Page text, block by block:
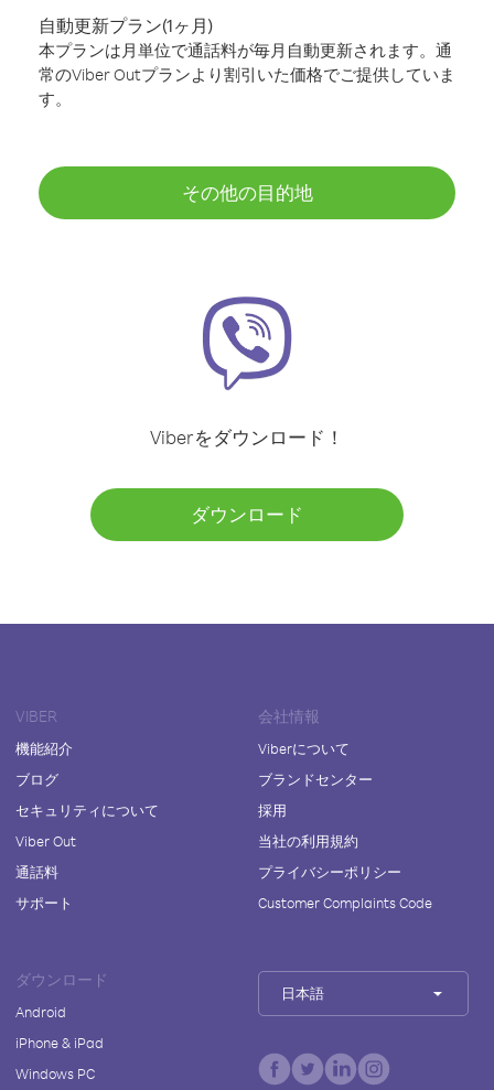
自動更新プラン(1ヶ月)
本プランは月単位で通話料が毎月自動更新されます。通
常のViber Outプランより割引いた価格でご提供していま
す。
その他の目的地
Viberをダウンロード！
ダウンロード
VIBER
機能紹介
ブログ
セキュリティについて
Viber Out
通話料
サポート
会社情報
Viberについて
ブランドセンター
採用
当社の利用規約
プライバシーポリシー
Customer Complaints Code
ダウンロード
Android
iPhone & iPad
Windows PC
日本語